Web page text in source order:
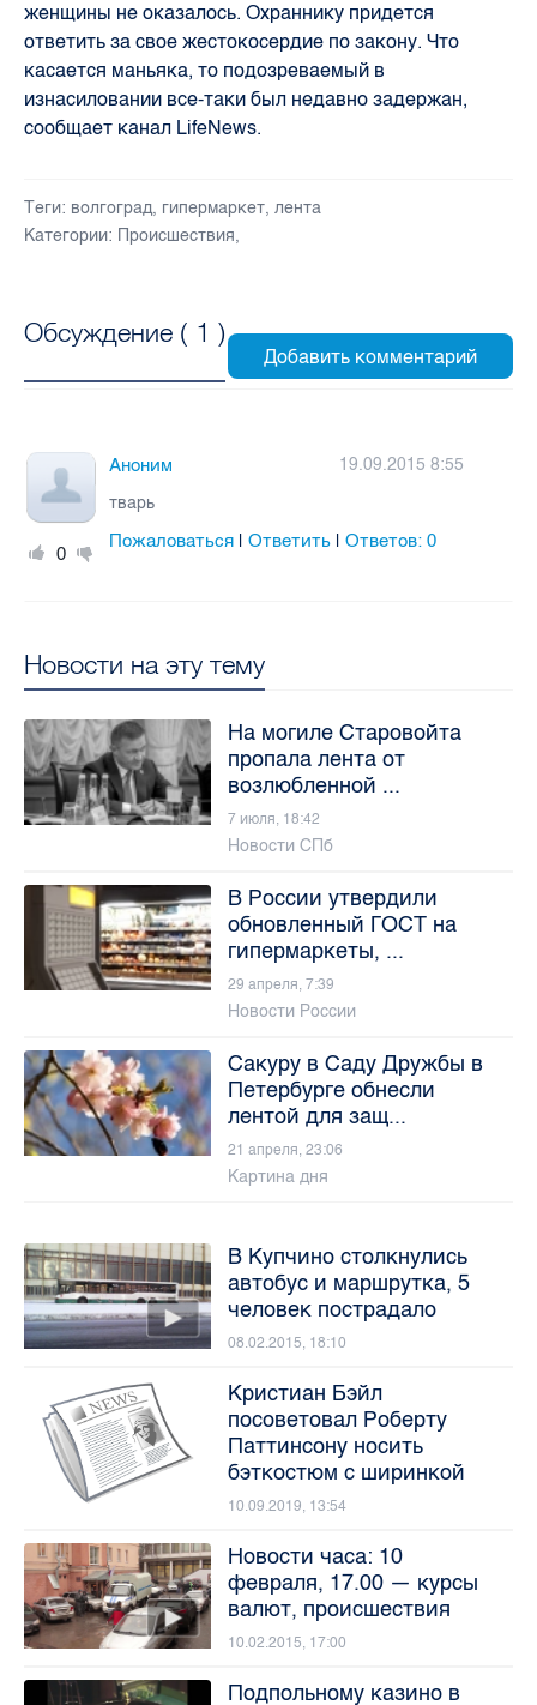
женщины не оказалось. Охраннику придется
ответить за свое жестокосердие по закону. Что
касается маньяка, то подозреваемый в
изнасиловании все-таки был недавно задержан,
сообщает канал LifeNews.
Теги: волгоград, гипермаркет, лента
Категории: Происшествия,
Обсуждение ( 1 )
0
Аноним
19.09.2015 8:55
тварь
Пожаловаться |Ответить |Ответов:0
Новости на эту тему
На могиле Старовойта
пропала лента от
возлюбленной ...
7 июля, 18:42
Новости СПб
В России утвердили
обновленный ГОСТ на
гипермаркеты, ...
29 апреля, 7:39
Новости России
Сакуру в Саду Дружбы в
Петербурге обнесли
лентой для защ...
21 апреля, 23:06
Картина дня
В Купчино столкнулись
автобус и маршрутка, 5
человек пострадало
08.02.2015, 18:10
Кристиан Бэйл
посоветовал Роберту
Паттинсону носить
бэткостюм с ширинкой
10.09.2019, 13:54
Новости часа: 10
февраля, 17.00 — курсы
валют, происшествия
10.02.2015, 17:00
Подпольному казино в